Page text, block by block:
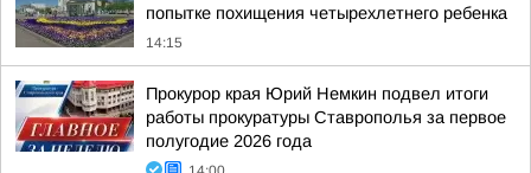
попытке похищения четырехлетнего ребенка
14:15
Прокурор края Юрий Немкин подвел итоги
работы прокуратуры Ставрополья за первое
полугодие 2026 года